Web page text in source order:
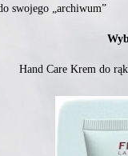
swojego „archiwum”
Hand Care Krem do